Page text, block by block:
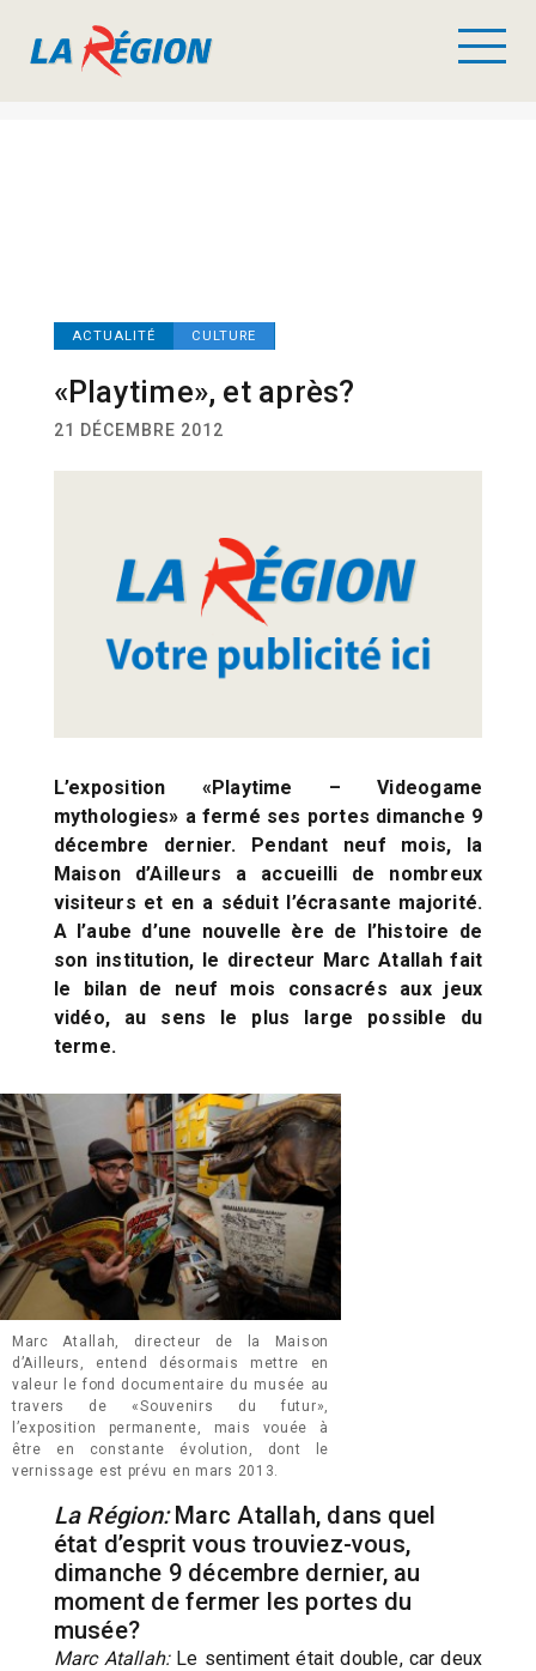
ACTUALITÉ CULTURE
«Playtime», et après?
21 DÉCEMBRE 2012
L’exposition «Playtime – Videogame
mythologies» a fermé ses portes dimanche 9
décembre dernier. Pendant neuf mois, la
Maison d’Ailleurs a accueilli de nombreux
visiteurs et en a séduit l’écrasante majorité.
A l’aube d’une nouvelle ère de l’histoire de
son institution, le directeur Marc Atallah fait
le bilan de neuf mois consacrés aux jeux
vidéo, au sens le plus large possible du
terme.
Marc Atallah, directeur de la Maison
d’Ailleurs, entend désormais mettre en
valeur le fond documentaire du musée au
travers de «Souvenirs du futur»,
l’exposition permanente, mais vouée à
être en constante évolution, dont le
vernissage est prévu en mars 2013.
La Région:Marc Atallah, dans quel
état d’esprit vous trouviez-vous,
dimanche 9 décembre dernier, au
moment de fermer les portes du
musée?
Marc Atallah:Le sentiment était double, car deux